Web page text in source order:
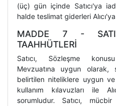
(üç) gün içinde Satıcı'ya
halde teslimat giderleri
MADDE 7 -
TAAHHÜTLERİ
Satıcı, Sözleşme
Mevzuatına uygun olarak,
belirtilen niteliklere uygun
kullanım kılavuzları ile
sorumludur. Satıcı,